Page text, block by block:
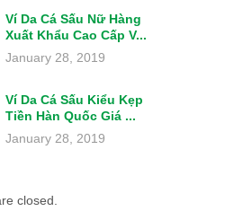
Ví Da Cá Sấu Nữ Hàng
Xuất Khẩu Cao Cấp V...
January 28, 2019
Ví Da Cá Sấu Kiểu Kẹp
Tiền Hàn Quốc Giá ...
January 28, 2019
closed.